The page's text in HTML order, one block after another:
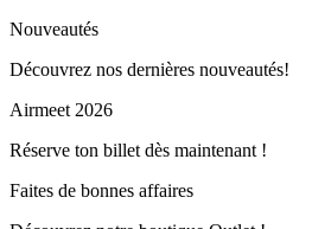
Nouveautés
Découvrez nos dernières nouveautés!
Airmeet 2026
Réserve ton billet dès maintenant !
Faites de bonnes affaires